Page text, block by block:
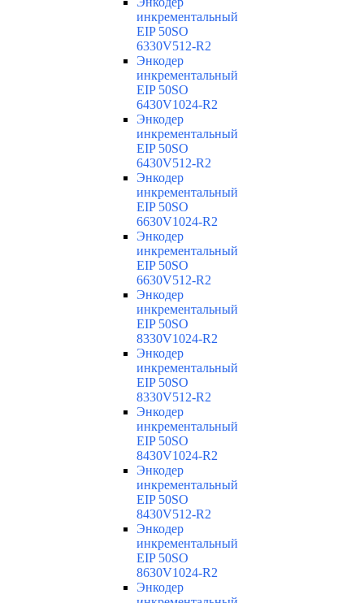
инкрементальный
EIP 50SO
6330V512-R2
Энкодер
инкрементальный
EIP 50SO
6430V1024-R2
Энкодер
инкрементальный
EIP 50SO
6430V512-R2
Энкодер
инкрементальный
EIP 50SO
6630V1024-R2
Энкодер
инкрементальный
EIP 50SO
6630V512-R2
Энкодер
инкрементальный
EIP 50SO
8330V1024-R2
Энкодер
инкрементальный
EIP 50SO
8330V512-R2
Энкодер
инкрементальный
EIP 50SO
8430V1024-R2
Энкодер
инкрементальный
EIP 50SO
8430V512-R2
Энкодер
инкрементальный
EIP 50SO
8630V1024-R2
Энкодер